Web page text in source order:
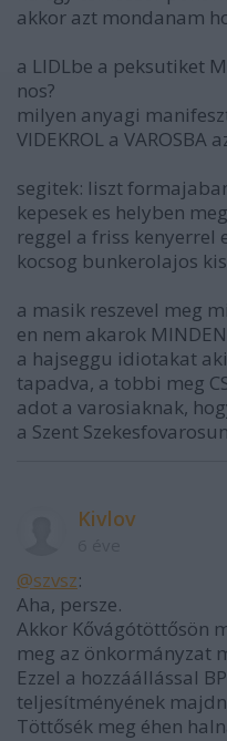
akkor azt mondanam
a LIDLbe a peksutiket
nos?
milyen anyagi
VIDEKROL a VAROSBA
segitek: liszt
kepesek es helyben
reggel a friss kenyerrel
kocsog bunkerolajos
a masik reszevel meg
en nem akarok
a hajseggu idiotakat
tapadva, a tobbi meg
adot a varosiaknak,
a Szent
Kivlov
@szvsz:
Aha, persze.
Akkor Kővágótöttősön
meg az önkormányzat
Ezzel a hozzáállással
teljesítményének
Töttősék meg éhen